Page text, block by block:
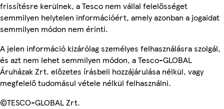
frissítésre kerülnek, a Tesco nem vállal felelősséget
semmilyen helytelen információért, amely azonban a jogaidat
semmilyen módon nem érinti.
A jelen információ kizárólag személyes felhasználásra szolgál,
és azt nem lehet semmilyen módon, a Tesco-GLOBAL
Áruházak Zrt. előzetes írásbeli hozzájárulása nélkül, vagy
megfelelő tudomásul vétele nélkül felhasználni.
©TESCO-GLOBAL Zrt.